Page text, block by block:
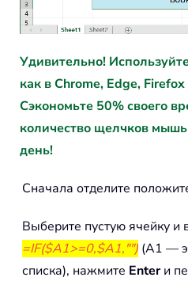
Удивительно!
как в Chrome, Edge,
Сэкономьте 50% своего
количество щелчков
день!
Сначала отделите
Выберите пустую ячейку и
=IF($A1>=0,$A1,"") (A1 —
списка), нажмите Enterи